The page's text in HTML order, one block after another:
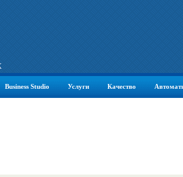
Business Studio Услуги Качество